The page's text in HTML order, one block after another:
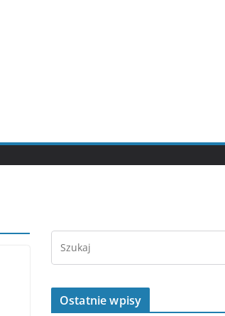
Ostatnie wpisy